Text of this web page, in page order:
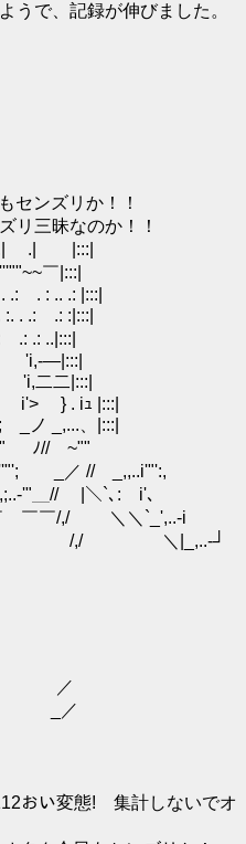
うで、記録が伸びました。
センズリか！！
リ三昧なのか！！
.| .| |:::|
￣|:::|
: .. .: |:::|
.: .: :|:::|
..|:::|
|:::|
|:::|
_,...、|:::|
//￣~""
// _,,..i'"':,
'"＿// |＼`､: i'､
＼`_',..-i
┘
／
／
おい変態! 集計しないでオ